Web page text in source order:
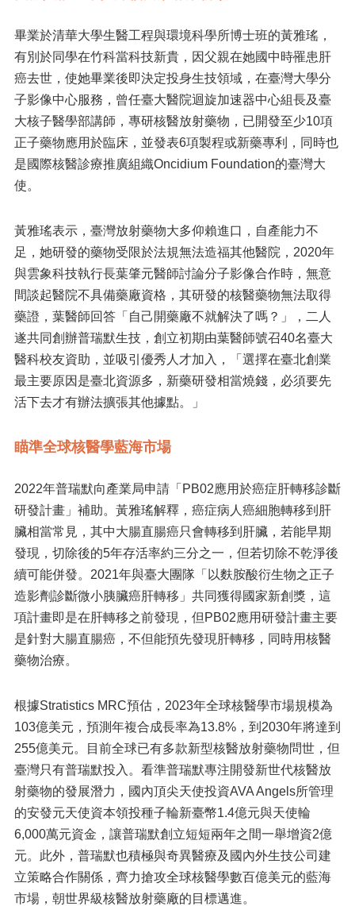
畢業於清華大學生醫工程與環境科學所博士班的黃雅瑤，
有別於同學在竹科當科技新貴，因父親在她國中時罹患肝
癌去世，使她畢業後即決定投身生技領域，在臺灣大學分
子影像中心服務，曾任臺大醫院迴旋加速器中心組長及臺
大核子醫學部講師，專研核醫放射藥物，已開發至少10項
正子藥物應用於臨床，並發表6項製程或新藥專利，同時也
是國際核醫診療推廣組織Oncidium Foundation的臺灣大
使。
黃雅瑤表示，臺灣放射藥物大多仰賴進口，自產能力不
足，她研發的藥物受限於法規無法造福其他醫院，2020年
與雲象科技執行長葉肇元醫師討論分子影像合作時，無意
間談起醫院不具備藥廠資格，其研發的核醫藥物無法取得
藥證，葉醫師回答「自己開藥廠不就解決了嗎？」，二人
遂共同創辦普瑞默生技，創立初期由葉醫師號召40名臺大
醫科校友資助，並吸引優秀人才加入，「選擇在臺北創業
最主要原因是臺北資源多，新藥研發相當燒錢，必須要先
活下去才有辦法擴張其他據點。」
瞄準全球核醫學藍海市場
2022年普瑞默向產業局申請「PB02應用於癌症肝轉移診斷
研發計畫」補助。黃雅瑤解釋，癌症病人癌細胞轉移到肝
臟相當常見，其中大腸直腸癌只會轉移到肝臟，若能早期
發現，切除後的5年存活率約三分之一，但若切除不乾淨後
續可能併發。2021年與臺大團隊「以麩胺酸衍生物之正子
造影劑診斷微小胰臟癌肝轉移」共同獲得國家新創獎，這
項計畫即是在肝轉移之前發現，但PB02應用研發計畫主要
是針對大腸直腸癌，不但能預先發現肝轉移，同時用核醫
藥物治療。
根據Stratistics MRC預估，2023年全球核醫學市場規模為
103億美元，預測年複合成長率為13.8%，到2030年將達到
255億美元。目前全球已有多款新型核醫放射藥物問世，但
臺灣只有普瑞默投入。看準普瑞默專注開發新世代核醫放
射藥物的發展潛力，國內頂尖天使投資AVA Angels所管理
的安發元天使資本領投種子輪新臺幣1.4億元與天使輪
6,000萬元資金，讓普瑞默創立短短兩年之間一舉增資2億
元。此外，普瑞默也積極與奇異醫療及國內外生技公司建
立策略合作關係，齊力搶攻全球核醫學數百億美元的藍海
市場，朝世界級核醫放射藥廠的目標邁進。